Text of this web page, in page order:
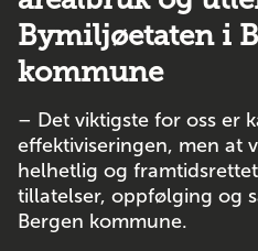
Bymiljøetaten i
kommune
– Det viktigste for oss er
effektiviseringen, men at
helhetlig og
tillatelser, oppfølging og
Bergen kommune.